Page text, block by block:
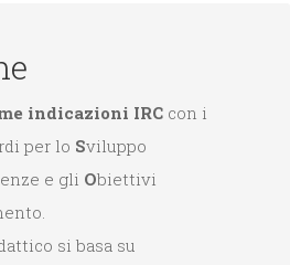
indicazioni IRC con i
per lo Sviluppo
e gli Obiettivi
si basa su